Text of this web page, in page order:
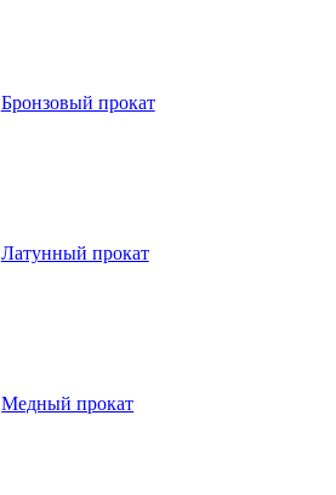
Бронзовый прокат
Латунный прокат
Медный прокат